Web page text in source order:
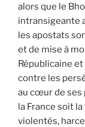
alors que le
intransigeante
les apostats
et de mise à
Républicaine
contre les
au cœur de ses
la France soit
violentés,